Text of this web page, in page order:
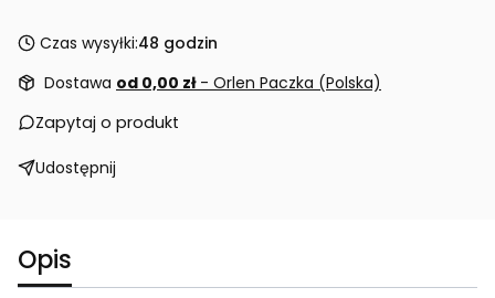
Czas wysyłki:48 godzin
Dostawa od 0,00 zł - Orlen Paczka (Polska)
Zapytaj o produkt
Udostępnij
Opis